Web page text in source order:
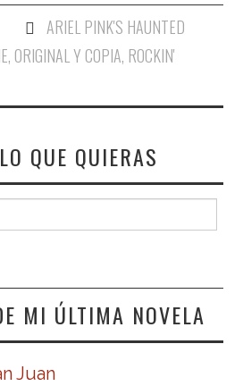
ARIEL PINK'S HAUNTED
, ORIGINAL Y COPIA, ROCKIN'
QUE QUIERAS
MI ÚLTIMA NOVELA